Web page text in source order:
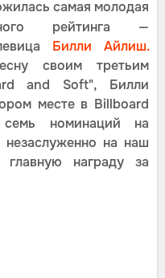
самая молодая
рейтинга —
Билли Айлиш.
своим третьим
and Soft", Билли
месте в Billboard
номинаций на
на наш
награду за